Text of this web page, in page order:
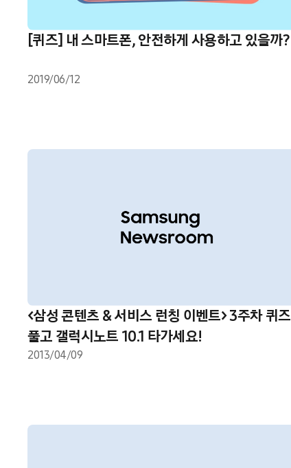
[퀴즈] 내 스마트폰, 안전하게 사용하고 있을까?
2019/06/12
<삼성 콘텐츠 & 서비스 런칭 이벤트> 3주차 퀴즈
풀고 갤럭시노트 10.1 타가세요!
2013/04/09